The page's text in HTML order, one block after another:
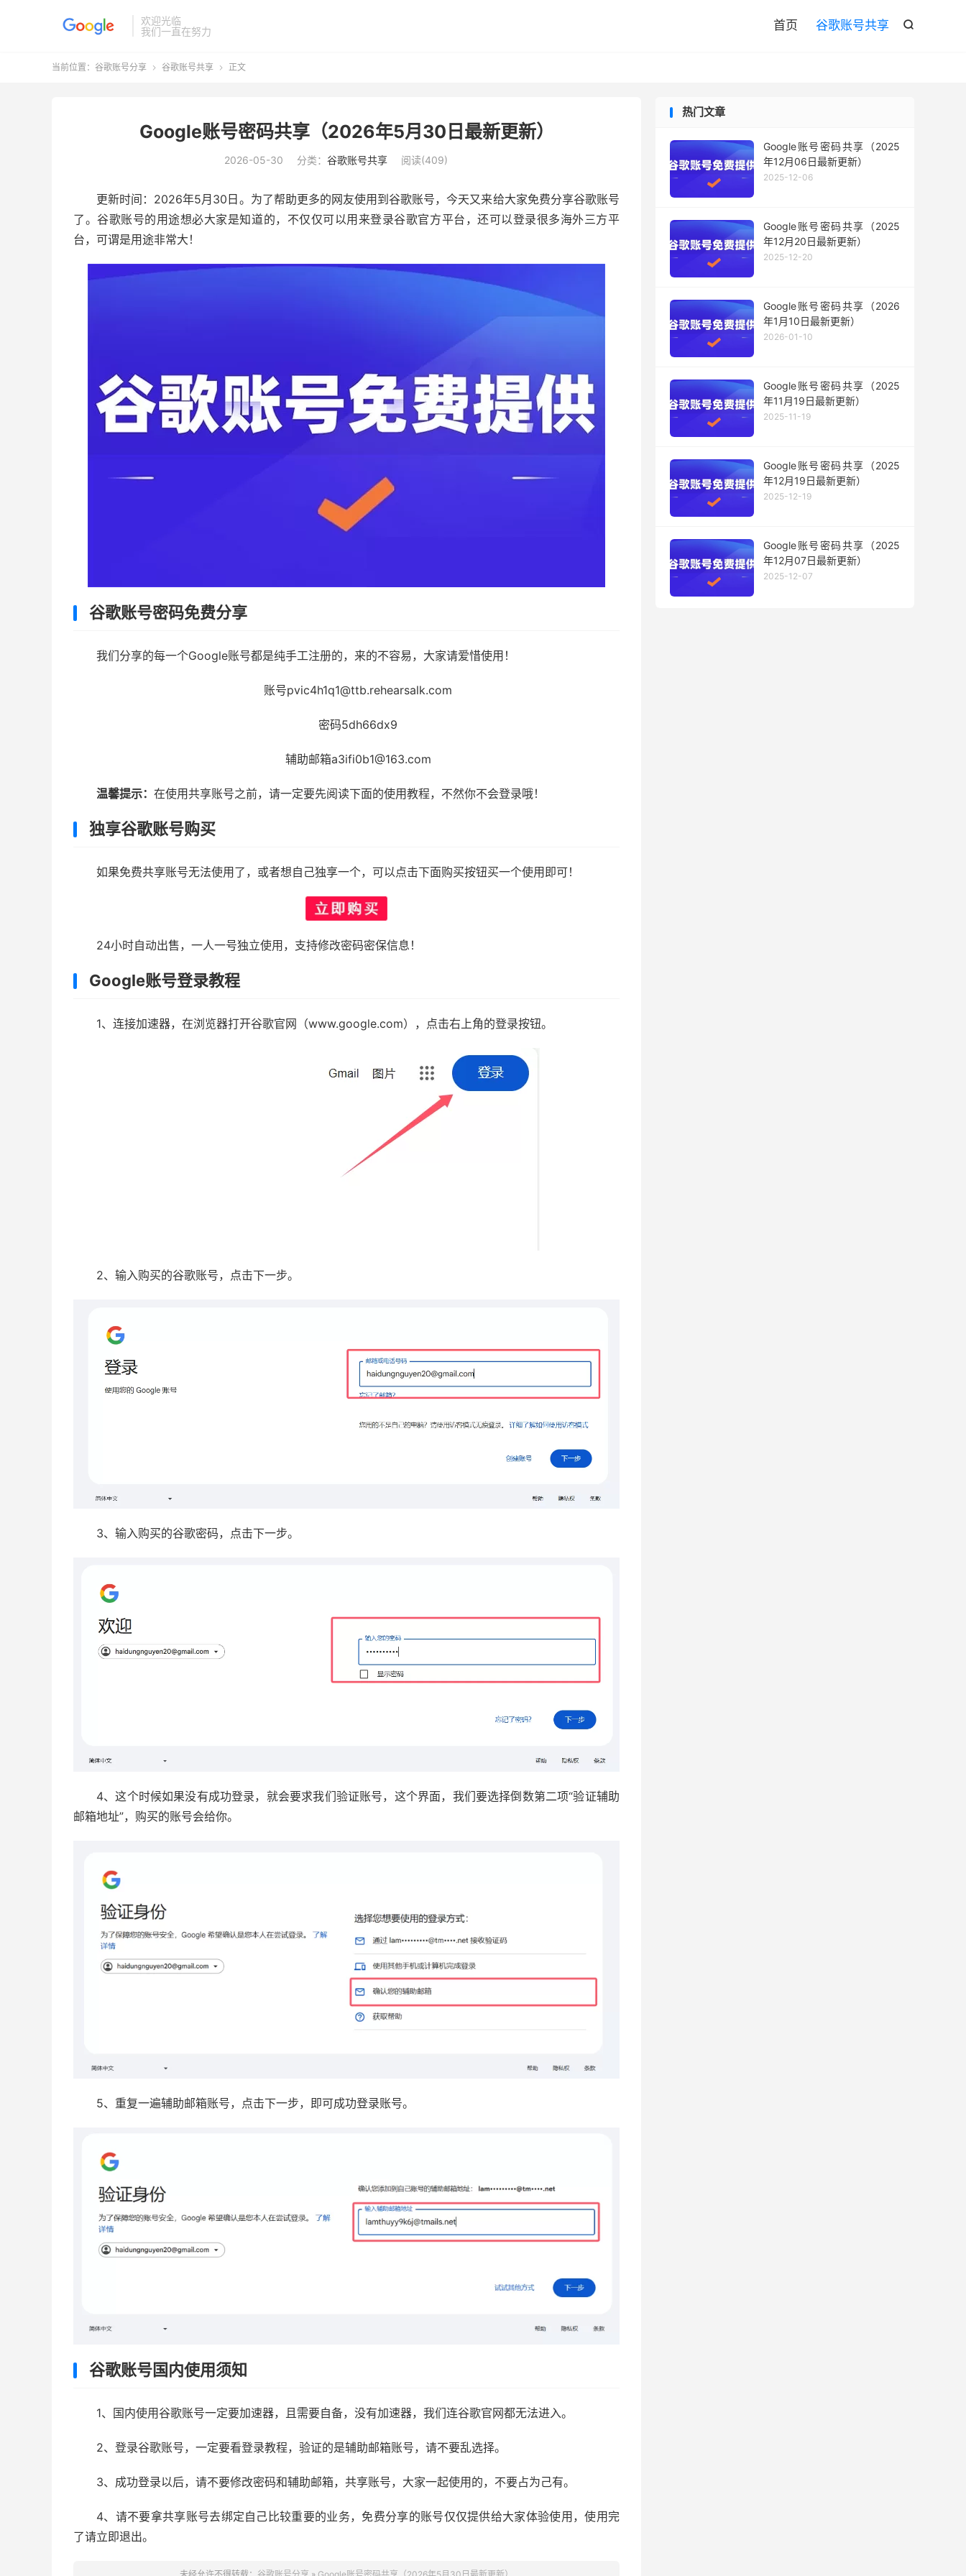
欢迎光临
我们一直在努力

首页 谷歌账号共享
当前位置： 谷歌账号分享  谷歌账号共享  正文
Google账号密码共享（2026年5月30日最新更新）
2026-05-30 分类： 谷歌账号共享 阅读(409)
更新时间：2026年5月30日。为了帮助更多的网友使用到谷歌账号，今天又来给大家免费分享谷歌账号
了。谷歌账号的用途想必大家是知道的，不仅仅可以用来登录谷歌官方平台，还可以登录很多海外三方平
台，可谓是用途非常大！
谷歌账号密码免费分享
我们分享的每一个Google账号都是纯手工注册的，来的不容易，大家请爱惜使用！
账号pvic4h1q1@ttb.rehearsalk.com
密码5dh66dx9
辅助邮箱a3ifi0b1@163.com
温馨提示： 在使用共享账号之前，请一定要先阅读下面的使用教程，不然你不会登录哦！
独享谷歌账号购买
如果免费共享账号无法使用了，或者想自己独享一个，可以点击下面购买按钮买一个使用即可！
24小时自动出售，一人一号独立使用，支持修改密码密保信息！
Google账号登录教程
1、连接加速器，在浏览器打开谷歌官网（www.google.com），点击右上角的登录按钮。
2、输入购买的谷歌账号，点击下一步。
3、输入购买的谷歌密码，点击下一步。
4、这个时候如果没有成功登录，就会要求我们验证账号，这个界面，我们要选择倒数第二项“验证辅助
邮箱地址”，购买的账号会给你。
5、重复一遍辅助邮箱账号，点击下一步，即可成功登录账号。
谷歌账号国内使用须知
1、国内使用谷歌账号一定要加速器，且需要自备，没有加速器，我们连谷歌官网都无法进入。
2、登录谷歌账号，一定要看登录教程，验证的是辅助邮箱账号，请不要乱选择。
3、成功登录以后，请不要修改密码和辅助邮箱，共享账号，大家一起使用的，不要占为己有。
4、请不要拿共享账号去绑定自己比较重要的业务，免费分享的账号仅仅提供给大家体验使用，使用完
了请立即退出。
热门文章
Google账号密码共享（2025
年12月06日最新更新）
2025-12-06
Google账号密码共享（2025
年12月20日最新更新）
2025-12-20
Google账号密码共享（2026
年1月10日最新更新）
2026-01-10
Google账号密码共享（2025
年11月19日最新更新）
2025-11-19
Google账号密码共享（2025
年12月19日最新更新）
2025-12-19
Google账号密码共享（2025
年12月07日最新更新）
2025-12-07